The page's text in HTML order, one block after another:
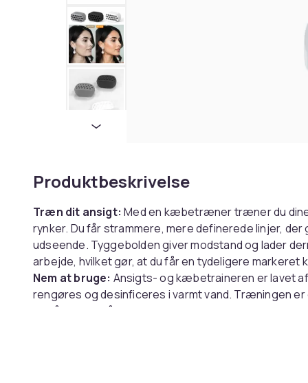
Produktbeskrivelse
Træn dit ansigt: Med en kæbetræner træner du
rynker. Du får strammere, mere definerede linjer,
udseende. Tyggebolden giver modstand og lader
arbejde, hvilket gør, at du får en tydeligere markeret
Nem at bruge: Ansigts- og kæbetraineren er lavet
rengøres og desinficeres i varmt vand. Træningen
også hjælpe på stress!